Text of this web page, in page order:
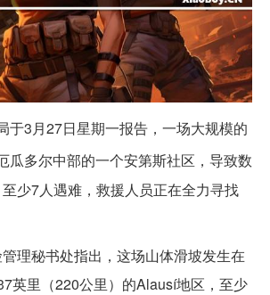
于3月27日星期一报告，一场大规模的
瓜多尔中部的一个安第斯社区，导致数
少7人遇难，救援人员正在全力寻找
秘书处指出，这场山体滑坡发生在
英里（220公里）的Alausí地区，至少